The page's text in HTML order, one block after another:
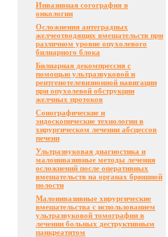
Инвазивная согография в
онкологии
Осложнения антеградных
желчеотводящих вмешательств при
различном уровне опухолевого
билиарного блока
Билиарная декомпрессия с
помощью ультразвуковой и
рентгенотелевизионной навигации
при опухолевой обструкции
желчных протоков
Сонографические и
эндоскопические технологии в
хирургическом лечении абсцессов
печени
Ультразвуковая диагностика и
малоинвазивные методы лечения
осложнений после оперативных
вмешательств на органах брюшной
полости
Малоинвазивные хирургические
вмешательства с использованием
ультразвуковой томографии в
лечении больных деструктивным
панкреатитом